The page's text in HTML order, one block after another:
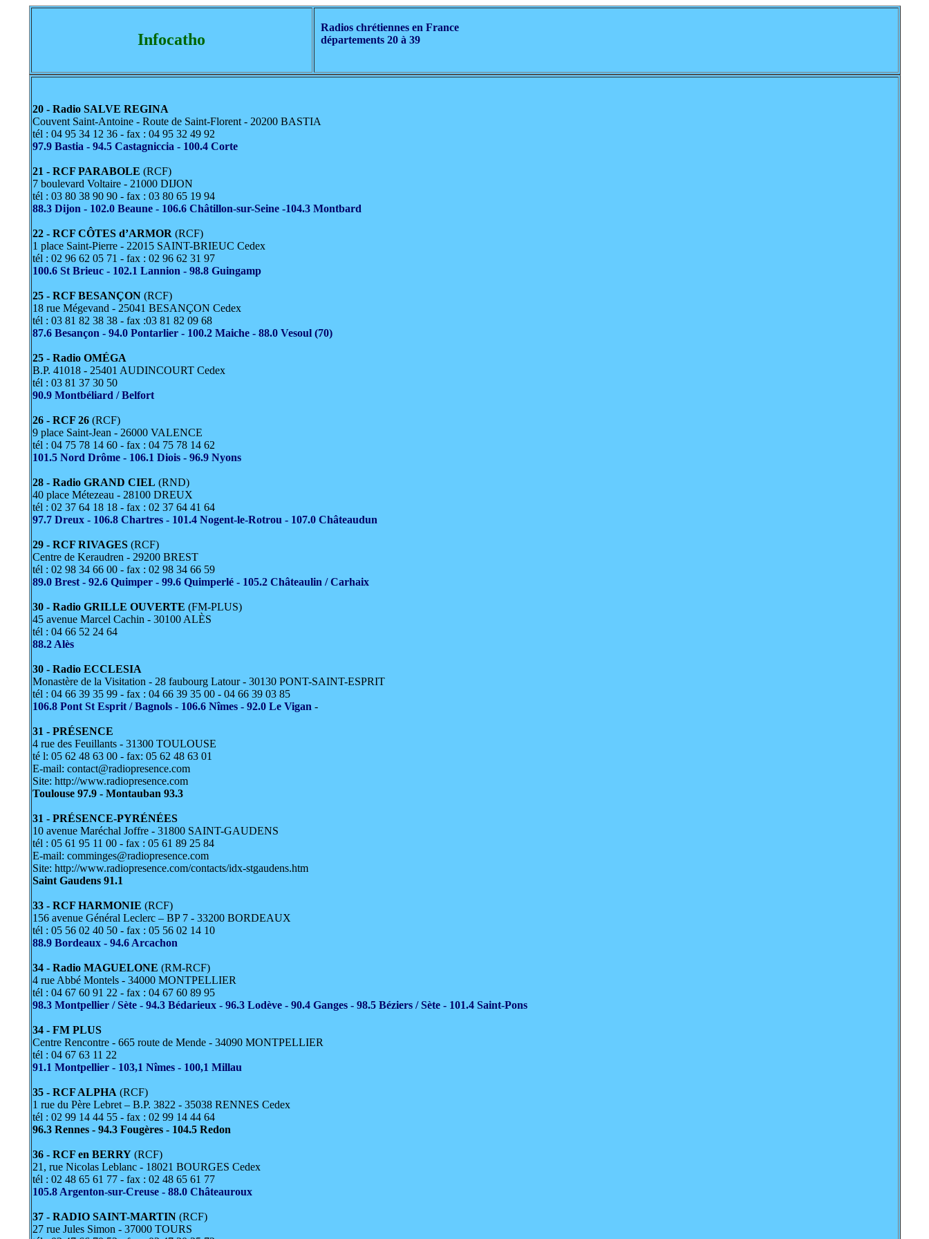
Infocatho
Radios chrétiennes en France
départements 20 à 39
20 - Radio SALVE REGINA
Couvent Saint-Antoine - Route de Saint-Florent - 20200 BASTIA
tél : 04 95 34 12 36 - fax : 04 95 32 49 92
97.9 Bastia - 94.5 Castagniccia - 100.4 Corte
21 - RCF PARABOLE (RCF)
7 boulevard Voltaire - 21000 DIJON
tél : 03 80 38 90 90 - fax : 03 80 65 19 94
88.3 Dijon - 102.0 Beaune - 106.6 Châtillon-sur-Seine -104.3 Montbard
22 - RCF CÔTES d’ARMOR (RCF)
1 place Saint-Pierre - 22015 SAINT-BRIEUC Cedex
tél : 02 96 62 05 71 - fax : 02 96 62 31 97
100.6 St Brieuc - 102.1 Lannion - 98.8 Guingamp
25 - RCF BESANÇON(RCF)
18 rue Mégevand - 25041 BESANÇON Cedex
tél : 03 81 82 38 38 - fax :03 81 82 09 68
87.6 Besançon - 94.0 Pontarlier - 100.2 Maiche - 88.0 Vesoul (70)
25 - Radio OMÉGA
B.P. 41018 - 25401 AUDINCOURT Cedex
tél : 03 81 37 30 50
90.9 Montbéliard / Belfort
26 - RCF 26(RCF)
9 place Saint-Jean - 26000 VALENCE
tél : 04 75 78 14 60 - fax : 04 75 78 14 62
101.5 Nord Drôme - 106.1 Diois - 96.9 Nyons
28 - Radio GRAND CIEL (RND)
40 place Métezeau - 28100 DREUX
tél : 02 37 64 18 18 - fax : 02 37 64 41 64
97.7 Dreux - 106.8 Chartres - 101.4 Nogent-le-Rotrou - 107.0 Châteaudun
29 - RCF RIVAGES(RCF)
Centre de Keraudren - 29200 BREST
tél : 02 98 34 66 00 - fax : 02 98 34 66 59
89.0 Brest - 92.6 Quimper - 99.6 Quimperlé - 105.2 Châteaulin / Carhaix
30 - Radio GRILLE OUVERTE (FM-PLUS)
45 avenue Marcel Cachin - 30100 ALÈS
tél : 04 66 52 24 64
88.2 Alès
30 - Radio ECCLESIA
Monastère de la Visitation - 28 faubourg Latour - 30130 PONT-SAINT-ESPRIT
tél : 04 66 39 35 99 - fax : 04 66 39 35 00 - 04 66 39 03 85
106.8 Pont St Esprit / Bagnols - 106.6 Nîmes - 92.0 Le Vigan -
31 - PRÉSENCE
4 rue des Feuillants - 31300 TOULOUSE
té l: 05 62 48 63 00 - fax: 05 62 48 63 01
E-mail: contact@radiopresence.com
Site: http://www.radiopresence.com
Toulouse 97.9 - Montauban 93.3
31 - PRÉSENCE-PYRÉNÉES
10 avenue Maréchal Joffre - 31800 SAINT-GAUDENS
tél : 05 61 95 11 00 - fax : 05 61 89 25 84
E-mail: comminges@radiopresence.com
Site: http://www.radiopresence.com/contacts/idx-stgaudens.htm
Saint Gaudens 91.1
33 - RCF HARMONIE (RCF)
156 avenue Général Leclerc – BP 7 - 33200 BORDEAUX
tél : 05 56 02 40 50 - fax : 05 56 02 14 10
88.9 Bordeaux - 94.6 Arcachon
34 - Radio MAGUELONE (RM-RCF)
4 rue Abbé Montels - 34000 MONTPELLIER
tél : 04 67 60 91 22 - fax : 04 67 60 89 95
98.3 Montpellier / Sète - 94.3 Bédarieux - 96.3 Lodève - 90.4 Ganges - 98.5 Béziers / Sète - 101.4 Saint-Pons
34 - FM PLUS
Centre Rencontre - 665 route de Mende - 34090 MONTPELLIER
tél : 04 67 63 11 22
91.1 Montpellier - 103,1 Nîmes - 100,1 Millau
35 - RCF ALPHA (RCF)
1 rue du Père Lebret – B.P. 3822 - 35038 RENNES Cedex
tél : 02 99 14 44 55 - fax : 02 99 14 44 64
96.3 Rennes - 94.3 Fougères - 104.5 Redon
36 - RCF en BERRY(RCF)
21, rue Nicolas Leblanc - 18021 BOURGES Cedex
tél : 02 48 65 61 77 - fax : 02 48 65 61 77
105.8 Argenton-sur-Creuse - 88.0 Châteauroux
37 - RADIO SAINT-MARTIN(RCF)
27 rue Jules Simon - 37000 TOURS